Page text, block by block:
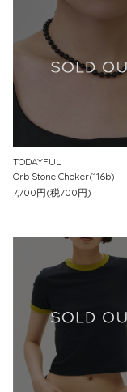
TODAYFUL
Orb Stone Choker(116b)
7,700円(税700円)